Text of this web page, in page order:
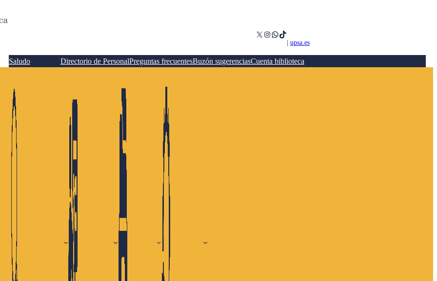
X Instagram WhatsApp TikTok
upsa.es
Saludo Directorio de PersonalPreguntas frecuentesBuzón sugerenciasCuenta biblioteca